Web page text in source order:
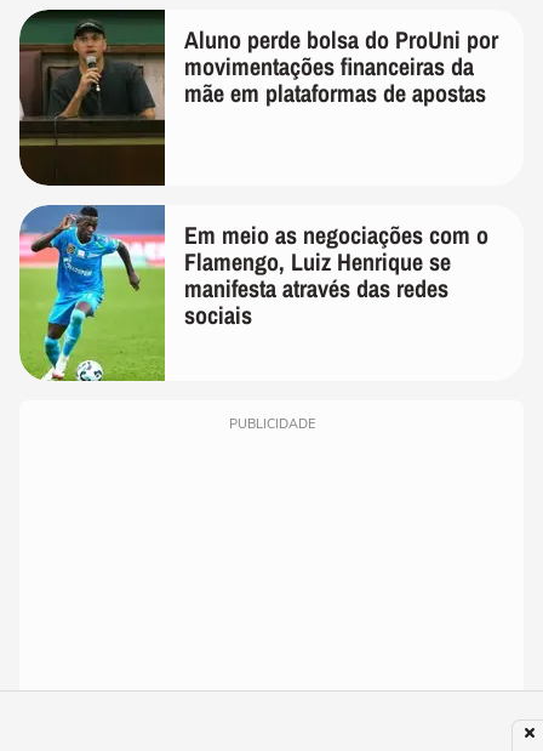
Aluno perde bolsa do ProUni por
movimentações financeiras da
mãe em plataformas de apostas
Em meio as negociações com o
Flamengo, Luiz Henrique se
manifesta através das redes
sociais
PUBLICIDADE